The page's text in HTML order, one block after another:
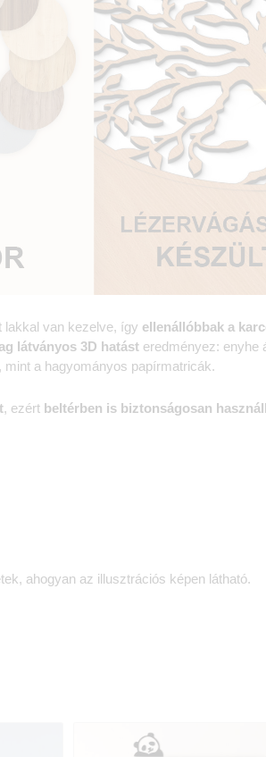
lakkal van kezelve, így ellenállóbbak a
látványos 3D hatást eredményez: enyhe
mint a hagyományos papírmatricák.
, ezért beltérben is biztonságosan
ahogyan az illusztrációs képen látható.